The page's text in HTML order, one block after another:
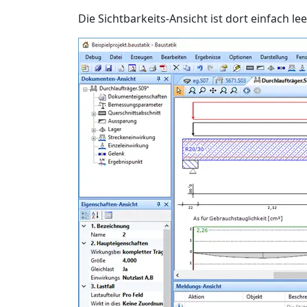
Die Sichtbarkeits-Ansicht ist dort einfach